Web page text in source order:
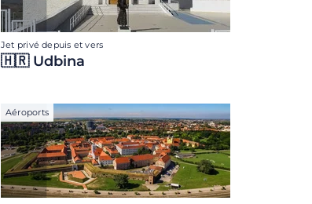
Jet privé depuis et vers
🇭🇷 Udbina
Aéroports